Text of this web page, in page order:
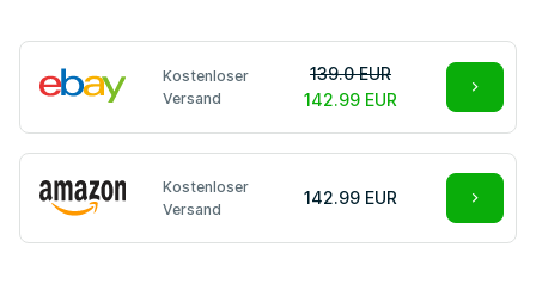
Kostenloser
Versand
139.0 EUR
142.99 EUR
Kostenloser
Versand
142.99 EUR